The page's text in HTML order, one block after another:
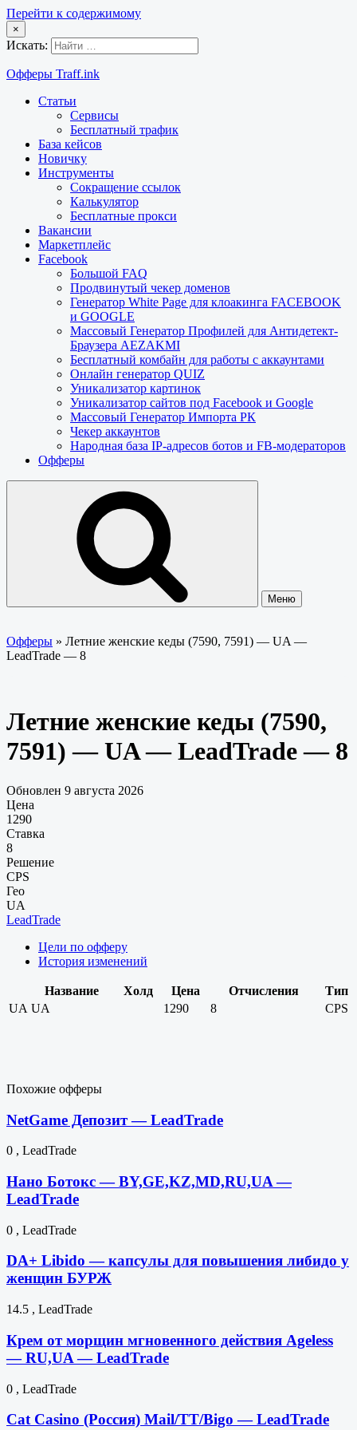
Перейти к содержимому
×
Искать:
Офферы Traff.ink
Статьи
Сервисы
Бесплатный трафик
База кейсов
Новичку
Инструменты
Сокращение ссылок
Калькулятор
Бесплатные прокси
Вакансии
Маркетплейс
Facebook
Большой FAQ
Продвинутый чекер доменов
Генератор White Page для клоакинга FACEBOOK
и GOOGLE
Массовый Генератор Профилей для Антидетект-
Браузера AEZAKMI
Бесплатный комбайн для работы с аккаунтами
Онлайн генератор QUIZ
Уникализатор картинок
Уникализатор сайтов под Facebook и Google
Массовый Генератор Импорта РК
Чекер аккаунтов
Народная база IP-адресов ботов и FB-модераторов
Офферы
Меню
Офферы » Летние женские кеды (7590, 7591) — UA —
LeadTrade — 8
Летние женские кеды (7590,
7591) — UA — LeadTrade — 8
Обновлен 9 августа 2026
Цена
1290
Ставка
8
Решение
CPS
Гео
UA
LeadTrade
Цели по офферу
История изменений
Название Холд Цена Отчисления
Тип
UA UA 1290 8 CPS
Похожие офферы
NetGame Депозит — LeadTrade
0 , LeadTrade
Нано Ботокс — BY,GE,KZ,MD,RU,UA —
LeadTrade
0 , LeadTrade
DA+ Libido — капсулы для повышения либидо у
женщин БУРЖ
14.5 , LeadTrade
Крем от морщин мгновенного действия Ageless
— RU,UA — LeadTrade
0 , LeadTrade
Cat Casino (Россия) Mail/TT/Bigo — LeadTrade